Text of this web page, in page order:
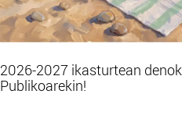
2026-2027 ikasturtean
Publikoarekin!